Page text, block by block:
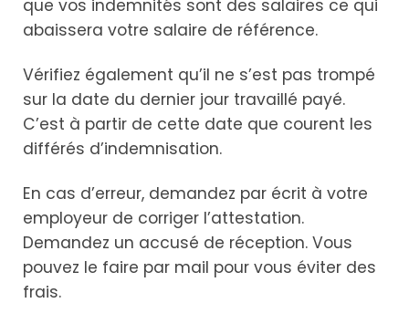
que vos indemnités sont des salaires ce qui
abaissera votre salaire de référence.
Vérifiez également qu’il ne s’est pas trompé
sur la date du dernier jour travaillé payé.
C’est à partir de cette date que courent les
différés d’indemnisation.
En cas d’erreur, demandez par écrit à votre
employeur de corriger l’attestation.
Demandez un accusé de réception. Vous
pouvez le faire par mail pour vous éviter des
frais.